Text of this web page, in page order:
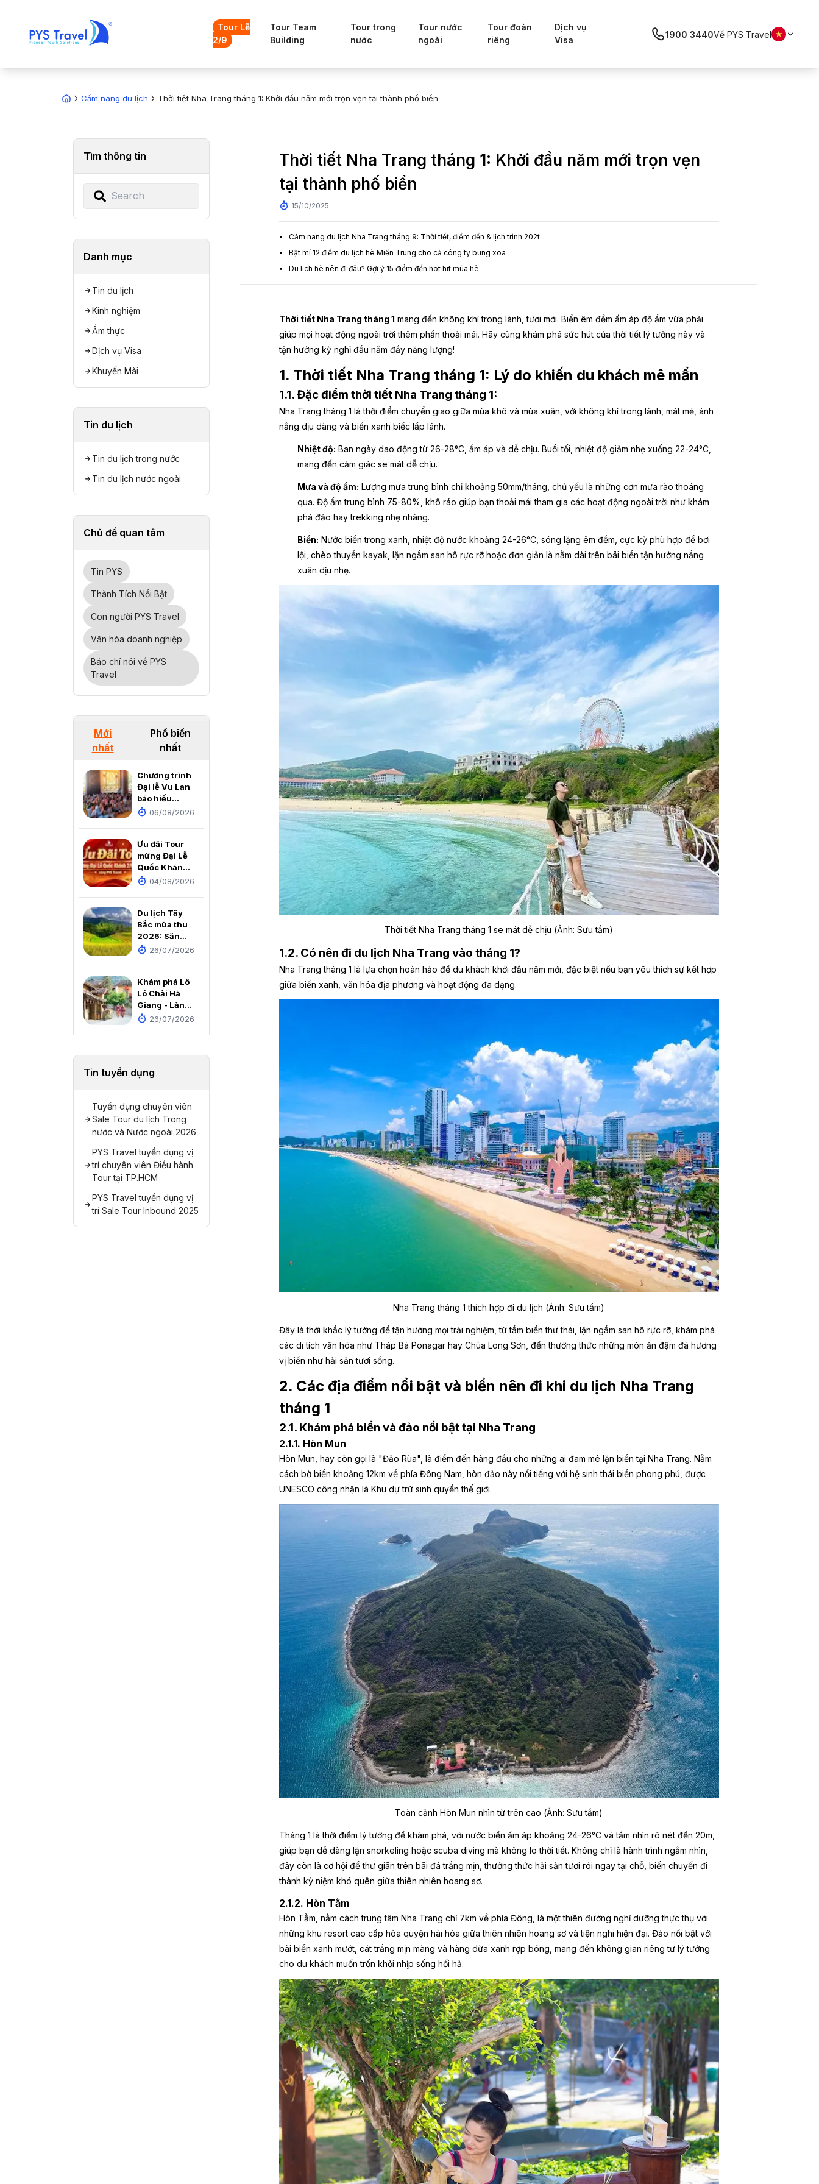
Tour Lễ
2/9
Tour Team
Building
Tour trong
nước
Tour nước
ngoài
Tour đoàn
riêng
Dịch vụ
Visa
1900 3440Về PYS Travel
Cẩm nang du lịch Thời tiết Nha Trang tháng 1: Khởi đầu năm mới trọn vẹn tại thành phố biển
Tìm thông tin
Danh mục
Tin du lịch
Kinh nghiệm
Ẩm thực
Dịch vụ Visa
Khuyến Mãi
Tin du lịch
Tin du lịch trong nước
Tin du lịch nước ngoài
Chủ đề quan tâm
Tin PYS
Thành Tích Nổi Bật
Con người PYS Travel
Văn hóa doanh nghiệp
Báo chí nói về PYS
Travel
Mới
nhất
Phổ biến
nhất
Chương trình
Đại lễ Vu Lan
báo hiếu
2026 tại
06/08/2026
Ưu đãi Tour
mừng Đại Lễ
Quốc Khánh
2/9/2026
04/08/2026
Du lịch Tây
Bắc mùa thu
2026: Săn
mùa vàng, ôm
tầm mắt
26/07/2026
Khám phá Lô
Lô Chải Hà
Giang - Làng
du lịch tốt
26/07/2026
Tin tuyển dụng
Tuyển dụng chuyên viên
Sale Tour du lịch Trong
nước và Nước ngoài 2026
PYS Travel tuyển dụng vị
trí chuyên viên Điều hành
Tour tại TP.HCM
PYS Travel tuyển dụng vị
trí Sale Tour Inbound 2025
Thời tiết Nha Trang tháng 1: Khởi đầu năm mới trọn vẹn
tại thành phố biển
15/10/2025
Cẩm nang du lịch Nha Trang tháng 9: Thời tiết, điểm đến & lịch trình 202t
Bật mí 12 điểm du lịch hè Miền Trung cho cả công ty bung xõa
Du lịch hè nên đi đâu? Gợi ý 15 điểm đến hot hit mùa hè
Thời tiết Nha Trang tháng 1 mang đến không khí trong lành, tươi mới. Biển êm đềm ấm áp độ ẩm vừa phải
giúp mọi hoạt động ngoài trời thêm phần thoải mái. Hãy cùng khám phá sức hút của thời tiết lý tưởng này và
tận hưởng kỳ nghỉ đầu năm đầy năng lượng!
1. Thời tiết Nha Trang tháng 1: Lý do khiến du khách mê mẩn
1.1. Đặc điểm thời tiết Nha Trang tháng 1:
Nha Trang tháng 1 là thời điểm chuyển giao giữa mùa khô và mùa xuân, với không khí trong lành, mát mẻ, ánh
nắng dịu dàng và biển xanh biếc lấp lánh.
Nhiệt độ: Ban ngày dao động từ 26-28°C, ấm áp và dễ chịu. Buổi tối, nhiệt độ giảm nhẹ xuống 22-24°C,
mang đến cảm giác se mát dễ chịu.
Mưa và độ ẩm: Lượng mưa trung bình chỉ khoảng 50mm/tháng, chủ yếu là những cơn mưa rào thoáng
qua. Độ ẩm trung bình 75-80%, khô ráo giúp bạn thoải mái tham gia các hoạt động ngoài trời như khám
phá đảo hay trekking nhẹ nhàng.
Biển: Nước biển trong xanh, nhiệt độ nước khoảng 24-26°C, sóng lặng êm đềm, cực kỳ phù hợp để bơi
lội, chèo thuyền kayak, lặn ngắm san hô rực rỡ hoặc đơn giản là nằm dài trên bãi biển tận hưởng nắng
xuân dịu nhẹ.
Thời tiết Nha Trang tháng 1 se mát dễ chịu (Ảnh: Sưu tầm)
1.2. Có nên đi du lịch Nha Trang vào tháng 1?
Nha Trang tháng 1 là lựa chọn hoàn hảo để du khách khởi đầu năm mới, đặc biệt nếu bạn yêu thích sự kết hợp
giữa biển xanh, văn hóa địa phương và hoạt động đa dạng.
Nha Trang tháng 1 thích hợp đi du lịch (Ảnh: Sưu tầm)
Đây là thời khắc lý tưởng để tận hưởng mọi trải nghiệm, từ tắm biển thư thái, lặn ngắm san hô rực rỡ, khám phá
các di tích văn hóa như Tháp Bà Ponagar hay Chùa Long Sơn, đến thưởng thức những món ăn đậm đà hương
vị biển như hải sản tươi sống.
2. Các địa điểm nổi bật và biển nên đi khi du lịch Nha Trang
tháng 1
2.1. Khám phá biển và đảo nổi bật tại Nha Trang
2.1.1. Hòn Mun
Hòn Mun, hay còn gọi là "Đảo Rùa", là điểm đến hàng đầu cho những ai đam mê lặn biển tại Nha Trang. Nằm
cách bờ biển khoảng 12km về phía Đông Nam, hòn đảo này nổi tiếng với hệ sinh thái biển phong phú, được
UNESCO công nhận là Khu dự trữ sinh quyển thế giới.
Toàn cảnh Hòn Mun nhìn từ trên cao (Ảnh: Sưu tầm)
Tháng 1 là thời điểm lý tưởng để khám phá, với nước biển ấm áp khoảng 24-26°C và tầm nhìn rõ nét đến 20m,
giúp bạn dễ dàng lặn snorkeling hoặc scuba diving mà không lo thời tiết. Không chỉ là hành trình ngắm nhìn,
đây còn là cơ hội để thư giãn trên bãi đá trắng mịn, thưởng thức hải sản tươi rói ngay tại chỗ, biến chuyến đi
thành kỷ niệm khó quên giữa thiên nhiên hoang sơ.
2.1.2. Hòn Tằm
Hòn Tằm, nằm cách trung tâm Nha Trang chỉ 7km về phía Đông, là một thiên đường nghỉ dưỡng thực thụ với
những khu resort cao cấp hòa quyện hài hòa giữa thiên nhiên hoang sơ và tiện nghi hiện đại. Đảo nổi bật với
bãi biển xanh mướt, cát trắng mịn màng và hàng dừa xanh rợp bóng, mang đến không gian riêng tư lý tưởng
cho du khách muốn trốn khỏi nhịp sống hối hả.